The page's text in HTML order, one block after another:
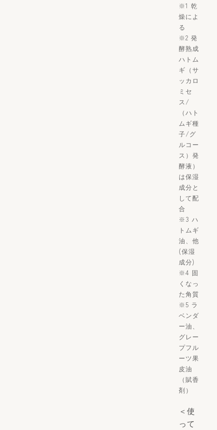
※1 乾
燥によ
る
※2 発
酵熟成
ハトム
ギ（サ
ッカロ
ミセ
ス/
（ハト
ムギ種
子/グ
ルコー
ス）発
酵液）
は保湿
成分と
して配
合
※3 ハ
トムギ
油、他
(保湿
成分)
※4 固
くなっ
た角質
※5 ラ
ベンダ
ー油、
グレー
プフル
ーツ果
皮油
（賦香
剤）
＜使
って